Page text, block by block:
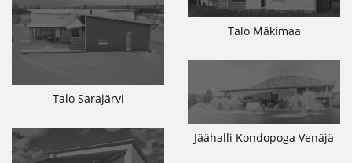
Talo Mäkimaa
Talo Sarajärvi
Jäähalli Kondopoga Venäjä